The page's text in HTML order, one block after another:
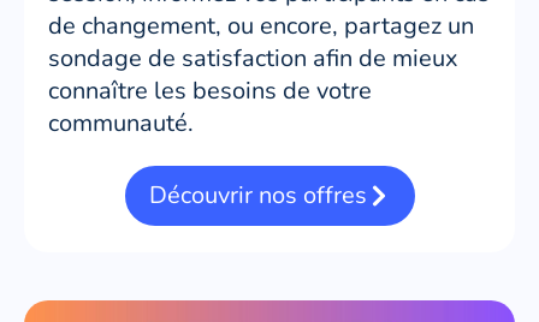
de changement, ou encore, partagez un
sondage de satisfaction afin de mieux
connaître les besoins de votre
communauté.
Découvrir nos offres